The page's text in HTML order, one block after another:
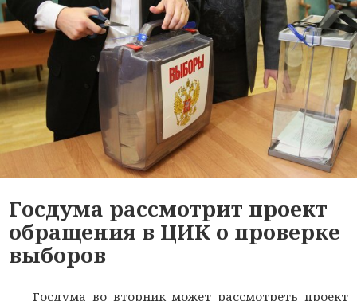
Госдума рассмотрит проект
обращения в ЦИК о проверке
выборов
Госдума во вторник может рассмотреть проект